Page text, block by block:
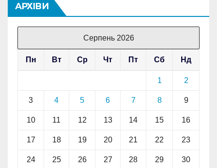
АРХІВИ
Серпень 2026
Пн Вт Ср Чт Пт Сб Нд
1 2
3 4 5 6 7 8 9
10 11 12 13 14 15 16
17 18 19 20 21 22 23
24 25 26 27 28 29 30